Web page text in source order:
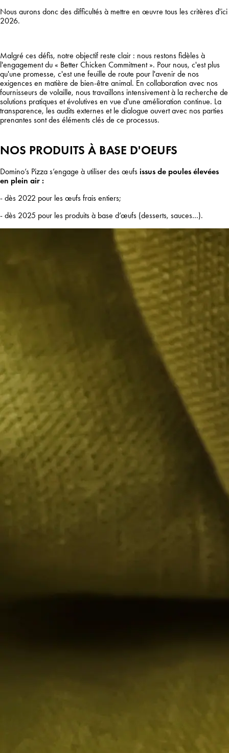
Nous aurons donc des difficultés à mettre en œuvre tous les critères d'ici
2026.
Malgré ces défis, notre objectif reste clair : nous restons fidèles à
l'engagement du « Better Chicken Commitment ». Pour nous, c'est plus
qu'une promesse, c'est une feuille de route pour l'avenir de nos
exigences en matière de bien-être animal. En collaboration avec nos
fournisseurs de volaille, nous travaillons intensivement à la recherche de
solutions pratiques et évolutives en vue d'une amélioration continue. La
transparence, les audits externes et le dialogue ouvert avec nos parties
prenantes sont des éléments clés de ce processus.
NOS PRODUITS À BASE D'OEUFS
Domino’s Pizza s’engage à utiliser des œufs issus de poules élevées
en plein air :
- dès 2022 pour les œufs frais entiers;
- dès 2025 pour les produits à base d’œufs (desserts, sauces…).